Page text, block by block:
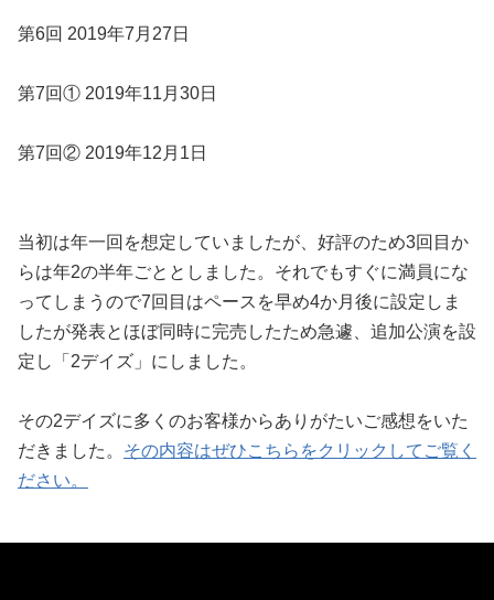
第6回 2019年7月27日
第7回① 2019年11月30日
第7回② 2019年12月1日
当初は年一回を想定していましたが、好評のため3回目か
らは年2の半年ごととしました。それでもすぐに満員にな
ってしまうので7回目はペースを早め4か月後に設定しま
したが発表とほぼ同時に完売したため急遽、追加公演を設
定し「2デイズ」にしました。
その2デイズに多くのお客様からありがたいご感想をいた
だきました。 その内容はぜひこちらをクリックしてご覧く
ださい。